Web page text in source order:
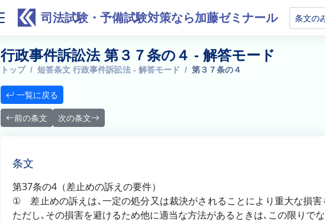
司法試験・予備試験対策なら加藤ゼミナール
行政事件訴訟法 第３７条の４ - 解答モード
トップ 短答条文 行政事件訴訟法 - 解答モード 第３７条の４
一覧に戻る
前の条文 次の条文
条文
第37条の4（差止めの訴えの要件）
① 差止めの訴えは､一定の処分又は裁決がされることにより重大な損
ただし､その損害を避けるため他に適当な方法があるときは､この限りで